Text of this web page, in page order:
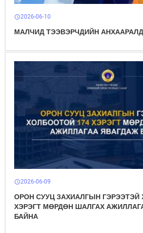
schedule2026-06-10
МАЛЧИД ТЭЭВЭРЧДИЙН АНХААРАЛД
schedule2026-06-09
ОРОН СУУЦ ЗАХИАЛГЫН ГЭРЭЭТЭЙ
ХЭРЭГТ МӨРДӨН ШАЛГАХ
БАЙНА